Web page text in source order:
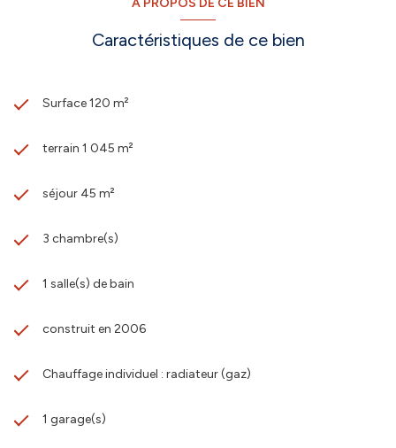
A PROPOS DE CE BIEN
Caractéristiques de ce bien
Surface 120 m²
terrain 1 045 m²
séjour 45 m²
3 chambre(s)
1 salle(s) de bain
construit en 2006
Chauffage individuel : radiateur (gaz)
1 garage(s)